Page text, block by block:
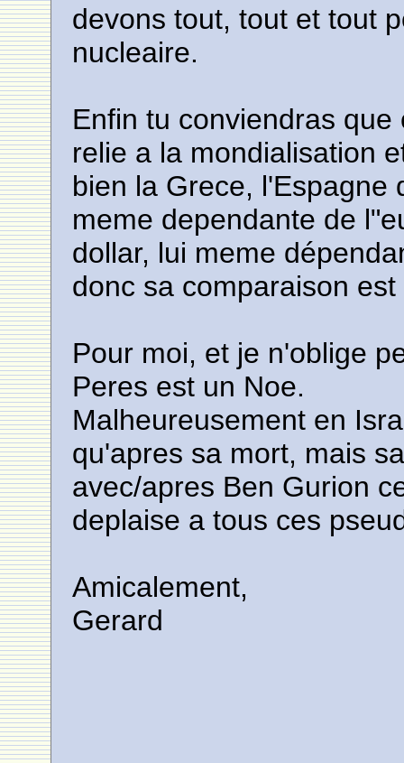
devons tout, tout et tout
nucleaire.
Enfin tu conviendras
relie a la mondialisation
bien la Grece, l'Espagne
meme dependante de
dollar, lui meme
donc sa comparaison est
Pour moi, et je n'oblige
Peres est un Noe.
Malheureusement en
qu'apres sa mort, mais
avec/apres Ben Gurion
deplaise a tous ces
Amicalement,
Gerard